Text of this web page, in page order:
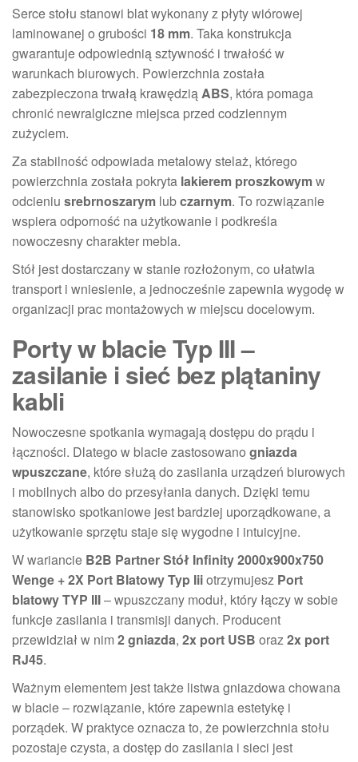
Serce stołu stanowi blat wykonany z płyty wiórowej
laminowanej o grubości 18 mm. Taka konstrukcja
gwarantuje odpowiednią sztywność i trwałość w
warunkach biurowych. Powierzchnia została
zabezpieczona trwałą krawędziąABS, która pomaga
chronić newralgiczne miejsca przed codziennym
zużyciem.
Za stabilność odpowiada metalowy stelaż, którego
powierzchnia została pokryta lakierem proszkowymw
odcieniu srebrnoszarym lubczarnym. To rozwiązanie
wspiera odporność na użytkowanie i podkreśla
nowoczesny charakter mebla.
Stół jest dostarczany w stanie rozłożonym, co ułatwia
transport i wniesienie, a jednocześnie zapewnia wygodę w
organizacji prac montażowych w miejscu docelowym.
Porty w blacie Typ III –
zasilanie i sieć bez plątaniny
kabli
Nowoczesne spotkania wymagają dostępu do prądu i
łączności. Dlatego w blacie zastosowano gniazda
wpuszczane, które służą do zasilania urządzeń biurowych
i mobilnych albo do przesyłania danych. Dzięki temu
stanowisko spotkaniowe jest bardziej uporządkowane, a
użytkowanie sprzętu staje się wygodne i intuicyjne.
W wariancie B2B Partner Stół Infinity 2000x900x750
Wenge + 2X Port Blatowy Typ Iiiotrzymujesz Port
blatowy TYP III– wpuszczany moduł, który łączy w sobie
funkcje zasilania i transmisji danych. Producent
przewidział w nim 2 gniazda, 2x port USB oraz2x port
RJ45.
Ważnym elementem jest także listwa gniazdowa chowana
w blacie – rozwiązanie, które zapewnia estetykę i
porządek. W praktyce oznacza to, że powierzchnia stołu
pozostaje czysta, a dostęp do zasilania i sieci jest